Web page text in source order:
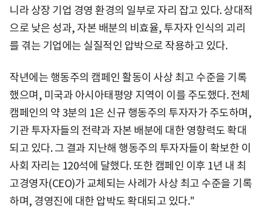
니라 상장 기업 경영 환경의 일부로 자리 잡고 있다. 상대적
으로 낮은 성과, 자본 배분의 비효율, 투자자 인식의 괴리
를 겪는 기업에는 실질적인 압박으로 작용하고 있다.
작년에는 행동주의 캠페인 활동이 사상 최고 수준을 기록
했으며, 미국과 아시아태평양 지역이 이를 주도했다. 전체
캠페인의 약 3분의 1은 신규 행동주의 투자자가 주도하며,
기관 투자자들의 전략과 자본 배분에 대한 영향력도 확대
되고 있다. 그 결과 지난해 행동주의 투자자들이 확보한 이
사회 자리는 120석에 달했다. 또한 캠페인 이후 1년 내 최
고경영자(CEO)가 교체되는 사례가 사상 최고 수준을 기록
하며, 경영진에 대한 압박도 확대되고 있다."